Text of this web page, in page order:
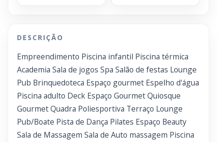
DESCRIÇÃO
Empreendimento Piscina infantil Piscina térmica
Academia Sala de jogos Spa Salão de festas Lounge
Pub Brinquedoteca Espaço gourmet Espelho d'água
Piscina adulto Deck Espaço Gourmet Quiosque
Gourmet Quadra Poliesportiva Terraço Lounge
Pub/Boate Pista de Dança Pilates Espaço Beauty
Sala de Massagem Sala de Auto massagem Piscina